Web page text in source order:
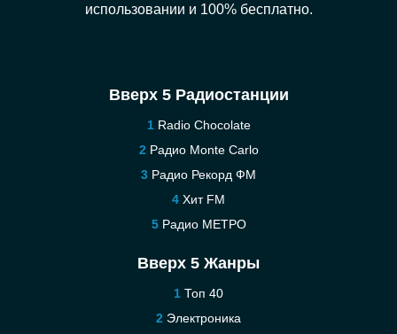
использовании и 100% бесплатно.
Вверх 5 Радиостанции
Radio Chocolate
Радио Monte Carlo
Радио Рекорд ФМ
Хит FM
Радио МЕТРО
Вверх 5 Жанры
Топ 40
Электроника